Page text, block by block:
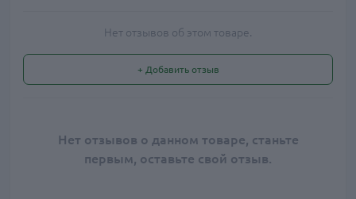
Нет отзывов об этом товаре.
+ Добавить отзыв
Нет отзывов о данном товаре, станьте
первым, оставьте свой отзыв.